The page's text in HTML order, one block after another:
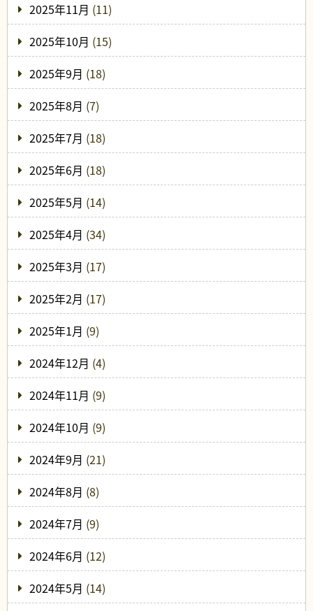
2025年11月 (11)
2025年10月 (15)
2025年9月 (18)
2025年8月 (7)
2025年7月 (18)
2025年6月 (18)
2025年5月 (14)
2025年4月 (34)
2025年3月 (17)
2025年2月 (17)
2025年1月 (9)
2024年12月 (4)
2024年11月 (9)
2024年10月 (9)
2024年9月 (21)
2024年8月 (8)
2024年7月 (9)
2024年6月 (12)
2024年5月 (14)